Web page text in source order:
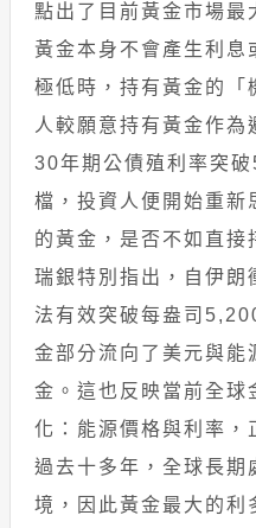
點出了目前黃金市場最
黃金本身不會產生利息
極低時，持有黃金的「
人較願意持有黃金作為
30年期公債殖利率突
檔，投資人便開始重新
的黃金，是否不如直接
瑞銀特別指出，自伊朗
法有效突破每盎司
金部分流向了美元與能
金。這也反映當前全球
化：能源價格與利率，
過去十多年，全球長期
境，因此黃金最大的利